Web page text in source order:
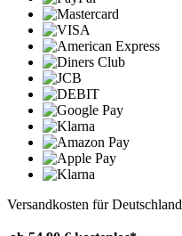
Versandkosten für Deutschland